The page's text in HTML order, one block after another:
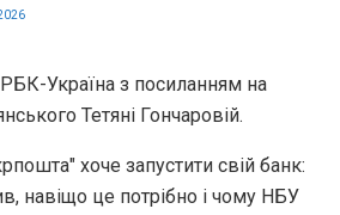
Україна з посиланням на
Тетяні Гончаровій.
хоче запустити свій банк:
навіщо це потрібно і чому НБУ